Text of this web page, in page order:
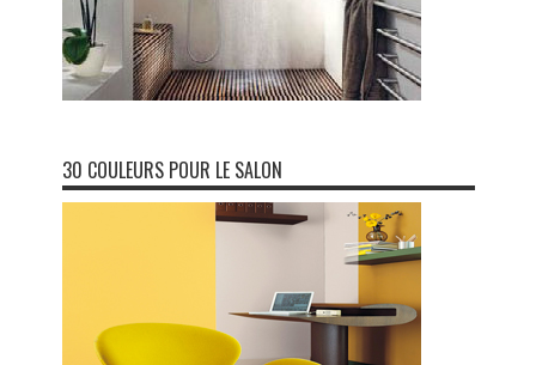
30 COULEURS POUR LE SALON